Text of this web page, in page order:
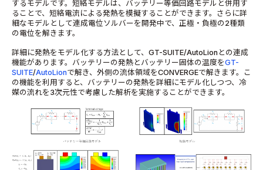
するモデルです。短絡モデルは、バッテリー等価回路モデルと併用す
ることで、短絡電流による発熱を模擬することができます。さらに詳
細なモデルとして連成電位ソルバーを開発中で、正極・負極の2種類
の電位を解きます。
詳細に発熱をモデル化する方法として、GT-SUITE/AutoLionとの連成
機能があります。バッテリーの発熱とバッテリー固体の温度をGT-
SUITE/AutoLionで解き、外側の流体領域をCONVERGEで解きます。こ
の機能を利用すると、バッテリーの発熱を詳細にモデル化しつつ、冷
媒の流れを3次元性で考慮した解析を実施することができます。